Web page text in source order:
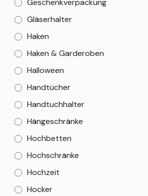
Geschenkverpackung
Gläserhalter
Haken
Haken & Garderoben
Halloween
Handtücher
Handtuchhalter
Hängeschränke
Hochbetten
Hochschränke
Hochzeit
Hocker